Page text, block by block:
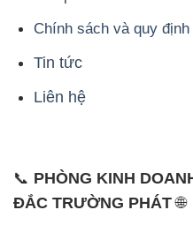
Chính sách và quy định
Tin tức
Liên hệ
📞 PHÒNG KINH
ĐẮC TRƯỜNG PHÁT🌐